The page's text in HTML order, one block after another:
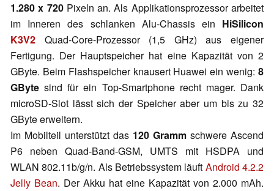
1.280 x 720Pixeln an. Als Applikationsprozessor arbeitet
im Inneren des schlanken Alu-Chassis ein HiSilicon
K3V2 Quad-Core-Prozessor (1,5 GHz) aus eigener
Fertigung. Der Hauptspeicher hat eine Kapazität von 2
GByte. Beim Flashspeicher knausert Huawei ein wenig: 8
GByte sind für ein Top-Smartphone recht mager. Dank
microSD-Slot lässt sich der Speicher aber um bis zu 32
GByte erweitern.
Im Mobilteil unterstützt das 120 Gramm schwere Ascend
P6 neben Quad-Band-GSM, UMTS mit HSDPA und
WLAN 802.11b/g/n. Als Betriebssystem läuft Android 4.2.2
Jelly Bean. Der Akku hat eine Kapazität von 2.000 mAh.